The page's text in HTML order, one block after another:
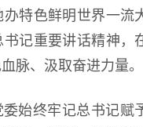
特色鲜明世界一
记重要讲话精神
脉、汲取奋进力量。
始终牢记总书记赋